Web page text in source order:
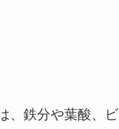
、鉄分や葉酸、